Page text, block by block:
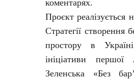
коментарях.
Проєкт реалізується
Стратегії створення
простору в
ініціативи першої
Зеленська «Без